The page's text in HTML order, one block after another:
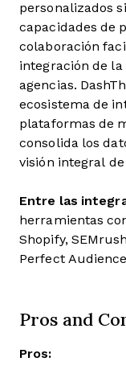
personalizados
capacidades de
colaboración
integración de
agencias.
ecosistema de
plataformas de
consolida los
visión integral
Entre las
herramientas
Shopify,
Perfect
Pros and
Pros: